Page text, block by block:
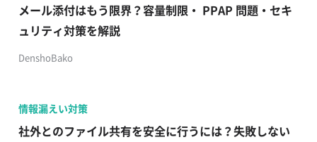
メール添付はもう限界？容量制限・ PPAP 問題・セキ
ュリティ対策を解説
DenshoBako
情報漏えい対策
社外とのファイル共有を安全に行うには？失敗しない